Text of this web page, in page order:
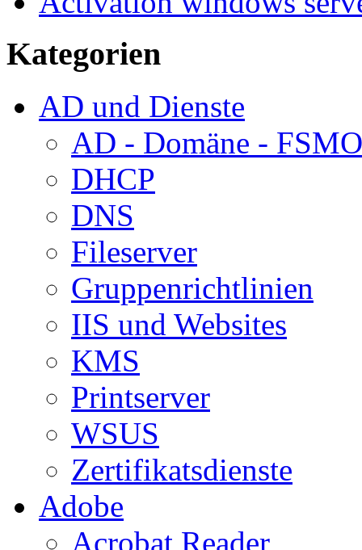
Kategorien
AD und Dienste
AD - Domäne - FSMO
DHCP
DNS
Fileserver
Gruppenrichtlinien
IIS und Websites
KMS
Printserver
WSUS
Zertifikatsdienste
Adobe
Acrobat Reader